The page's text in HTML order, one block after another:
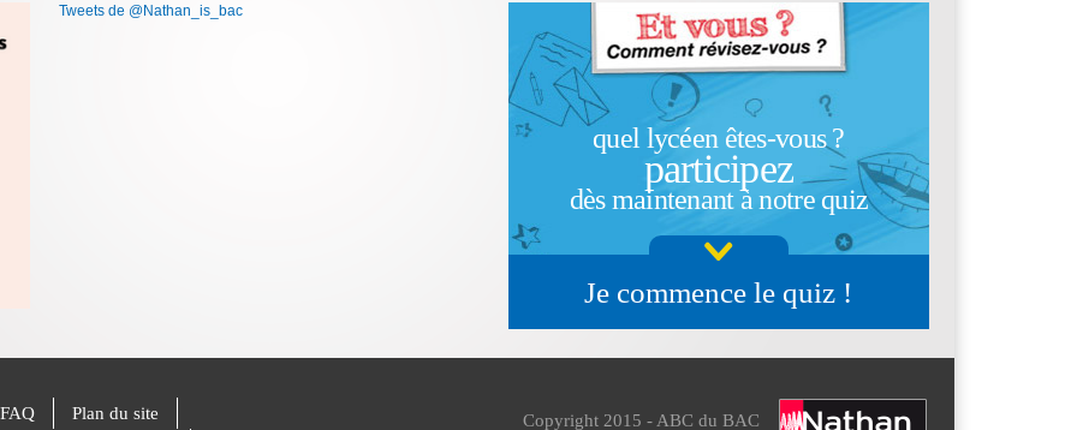
Tweets de @Nathan_is_bac
quel lycéen êtes-vous ?
participez
dès maintenant à notre quiz
Je commence le quiz !
FAQ Plan du site Copyright 2015 - ABC du BAC